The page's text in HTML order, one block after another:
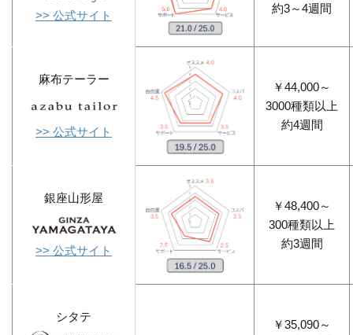
>> 公式サイト
約3～4週間
麻布テーラー
>> 公式サイト
￥44,000～
3000種類以上
約4週間
銀座山形屋
>> 公式サイト
￥48,400～
300種類以上
約3週間
シタテ
￥35,090～